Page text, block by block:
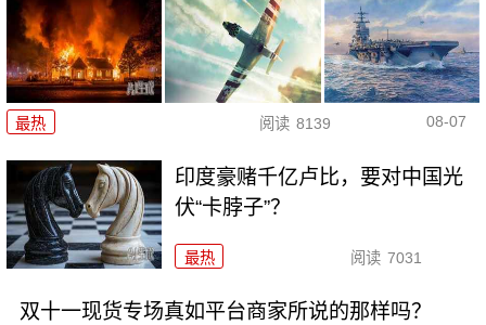
最热 阅读 8139 08-07
印度豪赌千亿卢比，要对中国光
伏“卡脖子”？
最热 阅读 7031
双十一现货专场真如平台商家所说的那样吗？